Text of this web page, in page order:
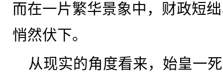
而在一片繁华景象中，财政短
悄然伏下。
从现实的角度看来，始皇一